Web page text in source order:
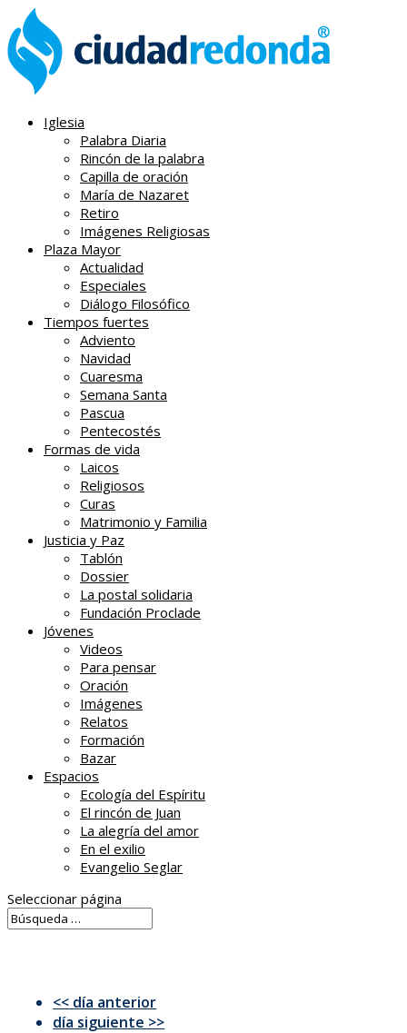
Iglesia
Palabra Diaria
Rincón de la palabra
Capilla de oración
María de Nazaret
Retiro
Imágenes Religiosas
Plaza Mayor
Actualidad
Especiales
Diálogo Filosófico
Tiempos fuertes
Adviento
Navidad
Cuaresma
Semana Santa
Pascua
Pentecostés
Formas de vida
Laicos
Religiosos
Curas
Matrimonio y Familia
Justicia y Paz
Tablón
Dossier
La postal solidaria
Fundación Proclade
Jóvenes
Videos
Para pensar
Oración
Imágenes
Relatos
Formación
Bazar
Espacios
Ecología del Espíritu
El rincón de Juan
La alegría del amor
En el exilio
Evangelio Seglar
Seleccionar página
<< día anterior
día siguiente >>